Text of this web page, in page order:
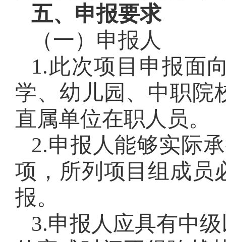
五、申报要求
（一）申报人
1.此次项目申报面
学、幼儿园、中职院
直属单位在职人员。
2.申报人能够实际
项，所列项目组成员
报。
3.申报人应具有中